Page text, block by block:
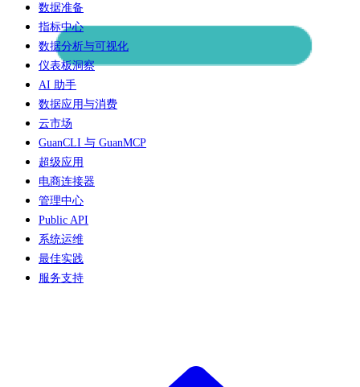
数据准备
指标中心
数据分析与可视化
仪表板洞察
AI 助手
数据应用与消费
云市场
GuanCLI 与 GuanMCP
超级应用
电商连接器
管理中心
Public API
系统运维
最佳实践
服务支持